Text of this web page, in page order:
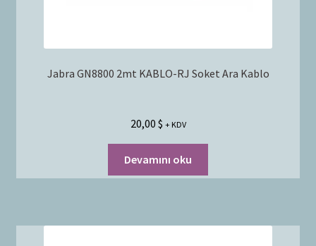
Jabra GN8800 2mt KABLO-RJ Soket Ara Kablo
20,00 $ + KDV
Devamını oku